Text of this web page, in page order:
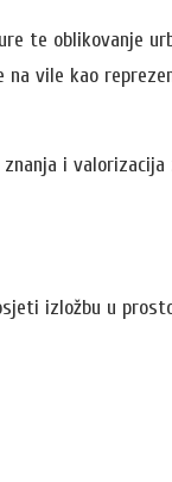
te oblikovanje
na vile kao
i
izložbu u